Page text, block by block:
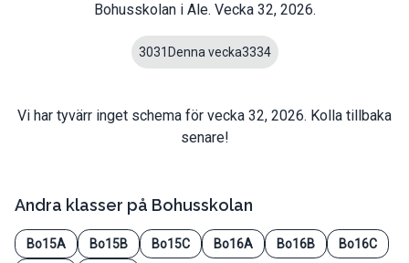
Bohusskolani Ale. Vecka 32, 2026.
3031 Denna vecka3334
Vi har tyvärr inget schema för vecka 32, 2026. Kolla tillbaka
senare!
Andra klasser på Bohusskolan
Bo15A Bo15B Bo15C Bo16A Bo16B
Bo16C